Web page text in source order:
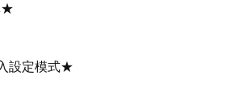
★
設定模式★